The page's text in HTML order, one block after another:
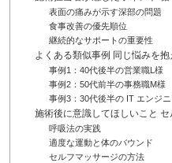
表面の痛みが示す深部の問題
食事改善の優先順位
継続的なサポートの重要性
よくある類似事例 同じ悩みを抱
事例1：40代後半の営業職L様
事例2：50代前半の事務職M様
事例3：30代後半の IT エンジ
施術後に意識してほしいこと
呼吸法の実践
適度な運動と体のバウンド
セルフマッサージの方法